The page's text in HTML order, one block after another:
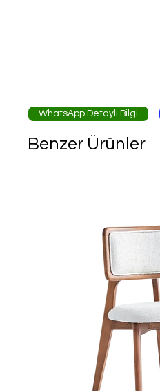
WhatsApp Detaylı Bilgi
Benzer Ürünler